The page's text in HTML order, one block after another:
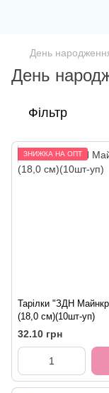
День
День
Фільтр
ЗНИЖКА НА ОПТ
Тарілки "ЗДН
(18,0 см)(10шт-уп)
32.10 грн